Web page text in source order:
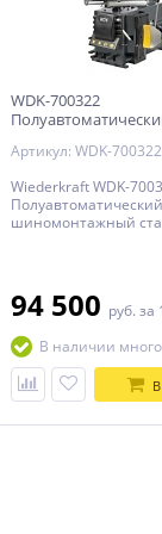
WDK-700322
шиномонтажный
взрывной накачкой
Захват до 24"
Артикул: WDK-700322
Wiederkraft WDK-
Полуавтоматический
шиномонтажный
94 500 руб. за
В наличии много